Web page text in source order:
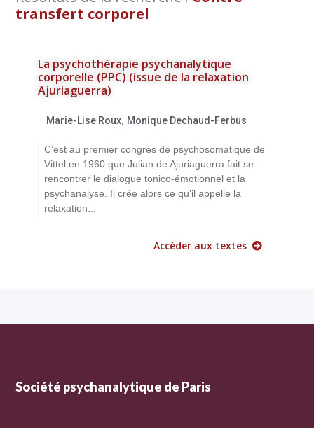
transfert corporel
La psychothérapie psychanalytique
corporelle (PPC) (issue de la relaxation
Ajuriaguerra)
Marie-Lise Roux, Monique Dechaud-Ferbus
C’est au premier congrès de psychosomatique de
Vittel en 1960 que Julian de Ajuriaguerra fait se
rencontrer le dialogue tonico-émotionnel et la
psychanalyse. Il crée alors ce qu’il appelle la
relaxation...
Accéder aux textes
Société psychanalytique de Paris